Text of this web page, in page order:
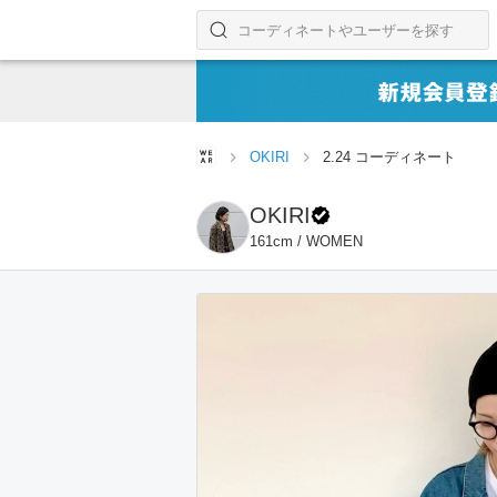
コーディネートやユーザーを探す
検索する
OKIRI 2.24 コーディネート
OKIRI
161cm / WOMEN